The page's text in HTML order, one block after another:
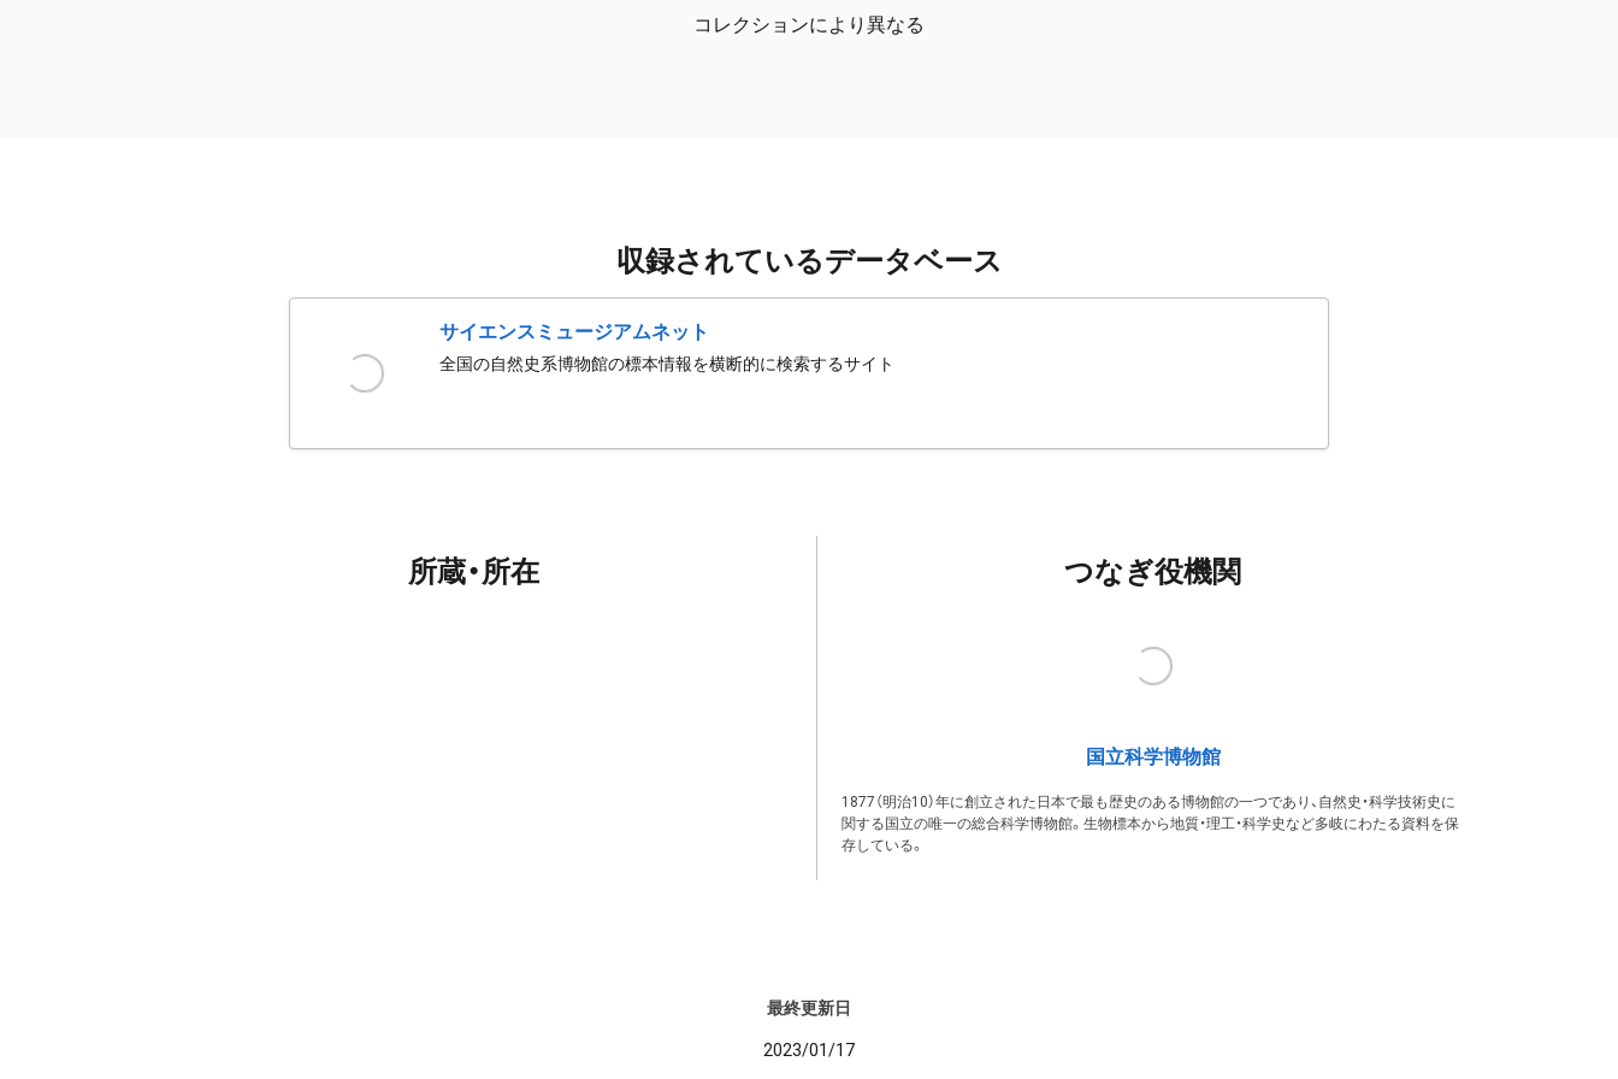
コレクションにより異なる
収録されているデータベース
サイエンスミュージアムネット
全国の自然史系博物館の標本情報を横断的に検索するサイト
所蔵・所在 つなぎ役機関
国立科学博物館
1877（明治10）年に創立された日本で最も歴史のある博物館の一つであり、自然史・科学技術史に
関する国立の唯一の総合科学博物館。生物標本から地質・理工・科学史など多岐にわたる資料を保
存している。
最終更新日
2023/01/17